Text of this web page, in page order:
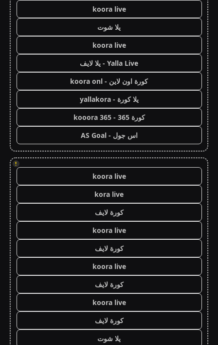
koora live
يلا شوت
koora live
Yalla Live - يلا لايف
كورة اون لاين - koora onl
يلا كورة - yallakora
كورة 365 - kooora 365
اس جول - AS Goal
!
koora live
kora live
كورة لايف
koora live
كورة لايف
koora live
كورة لايف
koora live
كورة لايف
يلا شوت